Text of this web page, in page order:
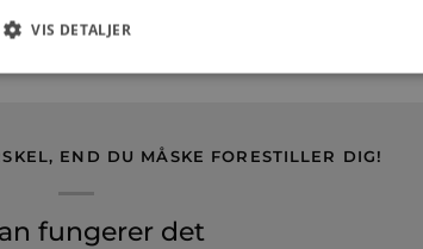
END DU MÅSKE FORESTILLER DIG!
fungerer det
VIS DETALJER